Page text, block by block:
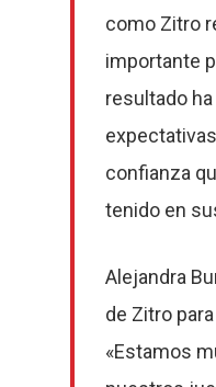
como Zitro
importante
resultado
confianza
tenido en
Alejandra
de Zitro
«Estamos